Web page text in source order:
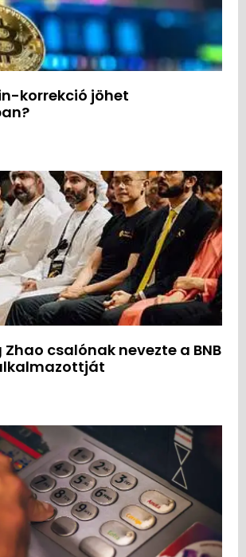
korrekció jöhet
csalónak nevezte a BNB